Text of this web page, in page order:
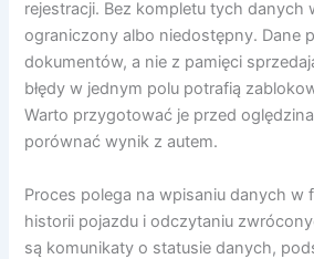
rejestracji. Bez kompletu tych danych
ograniczony albo niedostępny. Dane
dokumentów, a nie z pamięci
błędy w jednym polu potrafią
Warto przygotować je przed
porównać wynik z autem.
Proces polega na wpisaniu danych w
historii pojazdu i odczytaniu
są komunikaty o statusie danych,